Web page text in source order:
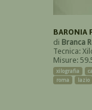
BARONIA
di Branca
Tecnica:
Misure:
xilografia
roma
lazio